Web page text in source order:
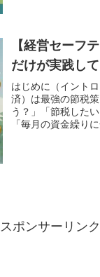
【経営セーフ
だけが実践し
はじめに（イント
済）は最強の節税
う？」「節税した
「毎月の資金繰り
スポンサーリンク